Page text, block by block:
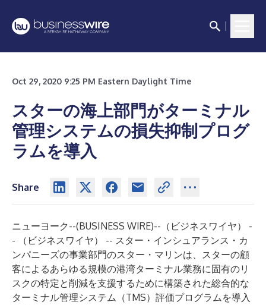
Oct 29, 2020 9:25 PM Eastern Daylight Time
スターの海上部門がターミナル
管理システムの損失抑制プログ
ラムを導入
Share
ニューヨーク--(BUSINESS WIRE)-- （ビジネスワイヤ） -
- （ビジネスワイヤ） -- スター・インシュアランス・カ
ンパニーズの事業部門のスター・ マリンは、スターの顧
客によるあらゆる規模の港湾ターミナル業務に固有のリ
スクの特定と削減を支援するために構築された総合的な
ターミナル管理システム（TMS）評価プログラムを導入